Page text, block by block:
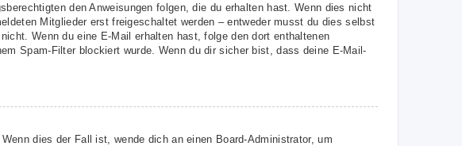
den Anweisungen folgen, die du erhalten hast. Wenn dies nicht
Mitglieder erst freigeschaltet werden – entweder musst du dies selbst
Wenn du eine E-Mail erhalten hast, folge den dort enthaltenen
Spam-Filter blockiert wurde. Wenn du dir sicher bist, dass deine E-Mail-
dies der Fall ist, wende dich an einen Board-Administrator, um